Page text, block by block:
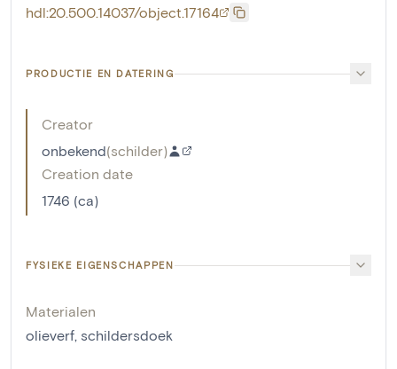
hdl:20.500.14037/object.17164
PRODUCTIE EN DATERING
Creator
onbekend(schilder)
Creation date
1746 (ca)
FYSIEKE EIGENSCHAPPEN
Materialen
olieverf, schildersdoek